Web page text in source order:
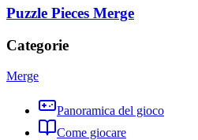
Puzzle Pieces Merge
Categorie
Merge
Panoramica del gioco
Come giocare